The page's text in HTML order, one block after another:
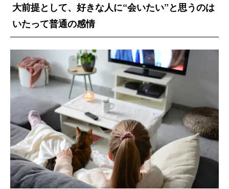
大前提として、好きな人に“会いたい”と思うのは
いたって普通の感情